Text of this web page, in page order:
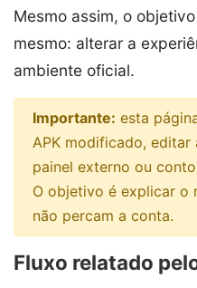
Mesmo assim, o
mesmo: alterar a
ambiente oficial.
Importante: esta
APK modificado,
painel externo ou
O objetivo é explicar o
não percam a conta.
Fluxo relatado